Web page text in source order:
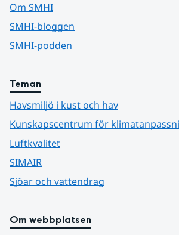
Om SMHI
SMHI-bloggen
SMHI-podden
Teman
Havsmiljö i kust och hav
Kunskapscentrum för
Luftkvalitet
SIMAIR
Sjöar och vattendrag
Om webbplatsen